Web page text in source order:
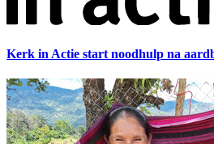
Kerk in Actie start noodhulp na